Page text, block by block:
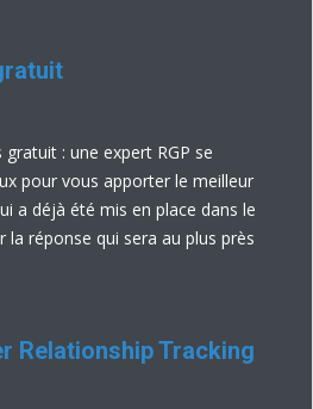
: une expert RGP se
pour vous apporter le meilleur
a déjà été mis en place dans le
la réponse qui sera au plus près
Relationship Tracking